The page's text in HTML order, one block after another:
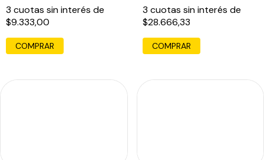
3 cuotas sin interés de
$9.333,00
COMPRAR
3 cuotas sin interés de
$28.666,33